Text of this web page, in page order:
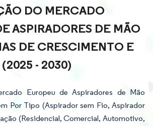
DO MERCADO
ASPIRADORES DE MÃO
DE CRESCIMENTO E
- 2030)
Europeu de Aspiradores de Mão
Por Tipo (Aspirador sem Fio, Aspirador
(Residencial, Comercial, Automotivo,